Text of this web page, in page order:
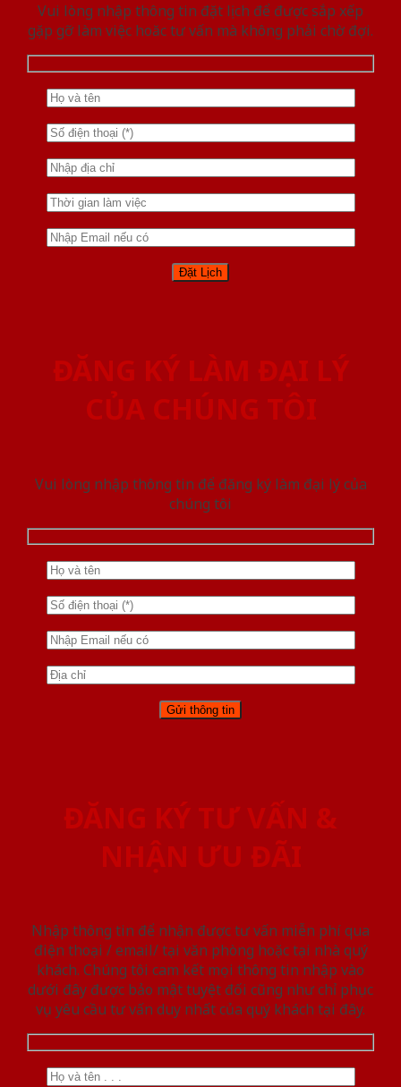
Vui lòng nhập thông tin đặt lịch để được sắp xếp
gặp gỡ làm việc hoăc tư vấn mà không phải chờ đợi.
ĐĂNG KÝ LÀM ĐẠI LÝ
CỦA CHÚNG TÔI
Vui lòng nhập thông tin để đăng ký làm đại lý của
chúng tôi
ĐĂNG KÝ TƯ VẤN &
NHẬN ƯU ĐÃI
Nhập thông tin để nhận được tư vấn miễn phí qua
điện thoại / email/ tại văn phòng hoặc tại nhà quý
khách. Chúng tôi cam kết mọi thông tin nhập vào
dưới đây được bảo mật tuyệt đối cũng như chỉ phục
vụ yêu cầu tư vấn duy nhất của quý khách tại đây.